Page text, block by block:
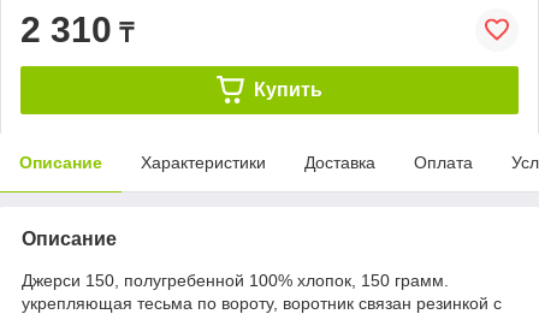
2 310 ₸
Купить
Описание Характеристики Доставка Оплата
Описание
Джерси 150, полугребенной 100% хлопок, 150 грамм.
укрепляющая тесьма по вороту, воротник связан резинкой с